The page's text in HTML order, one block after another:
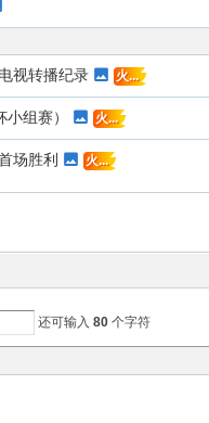
视转播纪录 火...
组赛） 火...
场胜利 火...
还可输入 80 个字符